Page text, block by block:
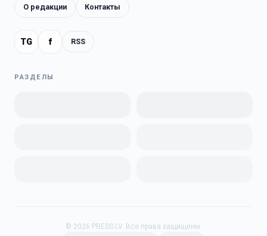
О редакции Контакты
TG f RSS
РАЗДЕЛЫ
© 2026 PRESS.LV. Все права защищены.